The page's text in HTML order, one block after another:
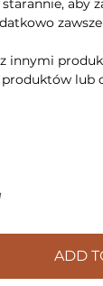
aby
innymi
lub
ADD